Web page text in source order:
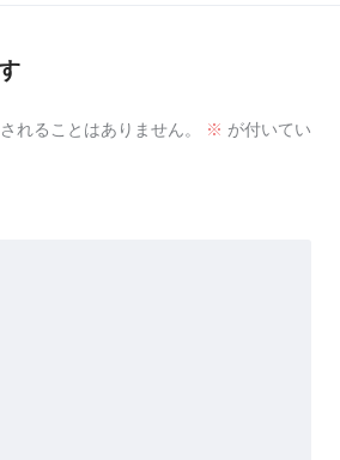
れることはありません。 ※ が付いてい